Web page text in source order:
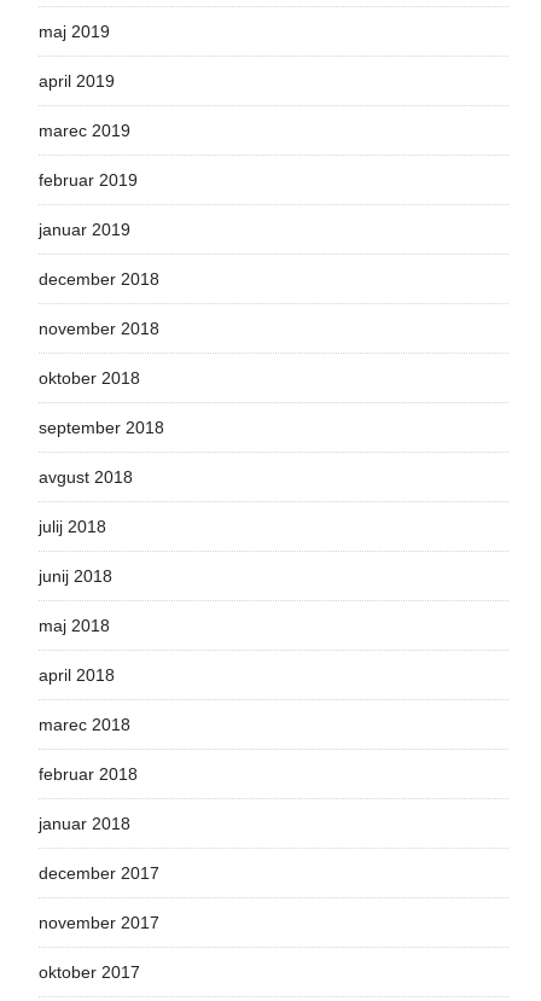
maj 2019
april 2019
marec 2019
februar 2019
januar 2019
december 2018
november 2018
oktober 2018
september 2018
avgust 2018
julij 2018
junij 2018
maj 2018
april 2018
marec 2018
februar 2018
januar 2018
december 2017
november 2017
oktober 2017